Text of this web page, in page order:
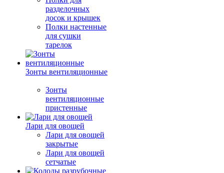
разделочных
досок и крышек
Полки настенные
для сушки
тарелок
Зонты вентиляционные
Зонты
вентиляционные
пристенные
Лари для овощей
Лари для овощей
закрытые
Лари для овощей
сетчатые